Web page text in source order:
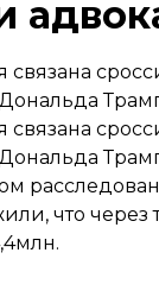
связана
связана
что